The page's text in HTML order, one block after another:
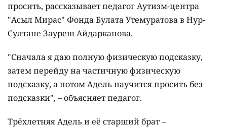
просить, рассказывает педагог Аутизм-центра
"Асыл Мирас" Фонда Булата Утемуратова в Нур-
Султане Зауреш Айдарканова.
"Сначала я даю полную физическую подсказку,
затем перейду на частичную физическую
подсказку, а потом Адель научится просить без
подсказки", – объясняет педагог.
Трёхлетняя Адель и её старший брат –